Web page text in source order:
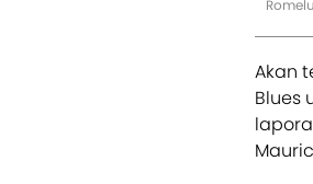
Akan
Blues